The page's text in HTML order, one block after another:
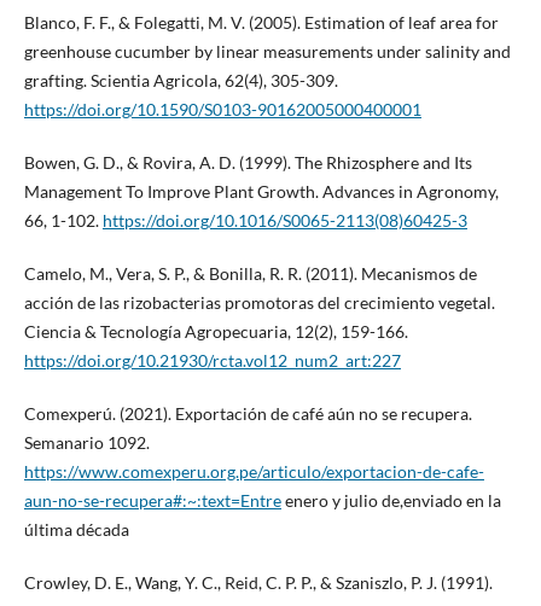
Blanco, F. F., & Folegatti, M. V. (2005). Estimation of leaf area for
greenhouse cucumber by linear measurements under salinity and
grafting. Scientia Agricola, 62(4), 305-309.
https://doi.org/10.1590/S0103-90162005000400001
Bowen, G. D., & Rovira, A. D. (1999). The Rhizosphere and Its
Management To Improve Plant Growth. Advances in Agronomy,
66, 1-102. https://doi.org/10.1016/S0065-2113(08)60425-3
Camelo, M., Vera, S. P., & Bonilla, R. R. (2011). Mecanismos de
acción de las rizobacterias promotoras del crecimiento vegetal.
Ciencia & Tecnología Agropecuaria, 12(2), 159-166.
https://doi.org/10.21930/rcta.vol12_num2_art:227
Comexperú. (2021). Exportación de café aún no se recupera.
Semanario 1092.
https://www.comexperu.org.pe/articulo/exportacion-de-cafe-
aun-no-se-recupera#:~:text=Entreenero y julio de,enviado en la
última década
Crowley, D. E., Wang, Y. C., Reid, C. P. P., & Szaniszlo, P. J. (1991).